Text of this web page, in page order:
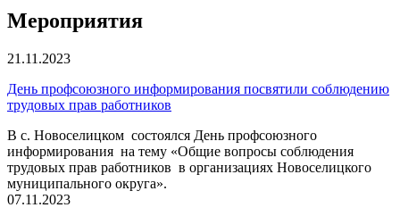
Мероприятия
21.11.2023
День профсоюзного информирования посвятили соблюдению
трудовых прав работников
В с. Новоселицком состоялся День профсоюзного
информирования на тему «Общие вопросы соблюдения
трудовых прав работников в организациях Новоселицкого
муниципального округа».
07.11.2023